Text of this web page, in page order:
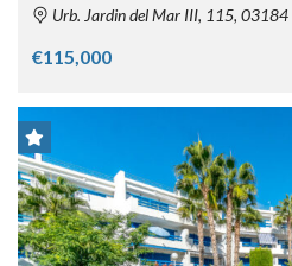
Urb. Jardin del Mar III, 115, 03184
€115,000